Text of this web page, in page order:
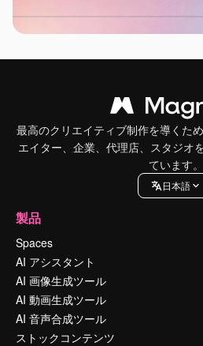
最高のクリエイティブ制作を導くた
エイター、企業、代理店、スタジオ
ています。
日本語
製品
Spaces
AI アシスタント
AI 画像生成ツール
AI 動画生成ツール
AI 音声合成ツール
ストックコンテンツ